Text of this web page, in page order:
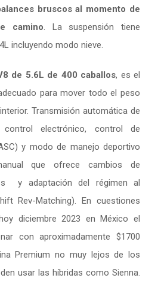
bruscos al momento de
camino
La suspensión tiene
incluyendo modo nieve.
de 5.6L de 400 caballos, es el
para mover todo el peso
Transmisión automática de
electrónico, control de
y modo de manejo deportivo
que ofrece cambios de
y adaptación del régimen al
Rev-Matching). En cuestiones
diciembre 2023 en México el
con aproximadamente $1700
Premium no muy lejos de los
usar las híbridas como Sienna.